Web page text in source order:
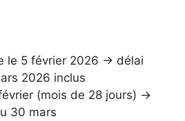
le 5 février 2026 → délai
2026 inclus
(mois de 28 jours) →
30 mars